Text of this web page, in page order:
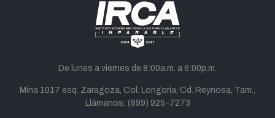
De lunes a viernes de 8:00a.m. a 6:00p.m.
Mina 1017 esq. Zaragoza, Col. Longoria, Cd. Reynosa, Tam.,
Llámanos: (899) 925-7273